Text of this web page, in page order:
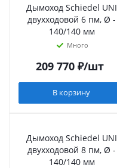
Дымоход Schiedel UNI
двухходовой 6 пм, Ø -
140/140 мм
Много
209 770₽/шт
В корзину
Дымоход Schiedel UNI
двухходовой 8 пм, Ø -
140/140 мм